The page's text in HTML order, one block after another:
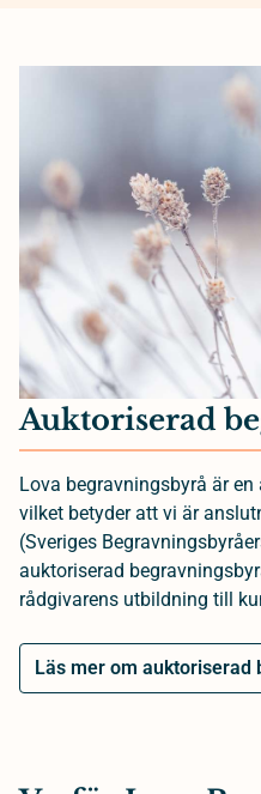
Auktoriserad
Lova begravningsbyrå är
vilket betyder att vi är
(Sveriges
auktoriserad
rådgivarens utbildning till
Läs mer om auktoriserad